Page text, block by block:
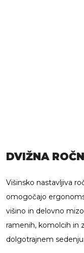
DVIŽNA
Višinsko nastavljiva
omogočajo
višino in delovno
ramenih, komolcih in
dolgotrajnem sedenju.